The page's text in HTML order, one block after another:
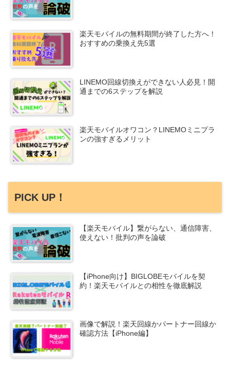
楽天モバイルの無料期間が終了した方へ！
おすすめの乗換え先5選
LINEMO回線切換えができない人必見！開
通までの6ステップを解説
楽天モバイルオワコン？LINEMOミニプラ
ンの強すぎるメリット
PICK UP！
【楽天モバイル】繋がらない、通信障害、
使えない！批判の声を論破
【iPhone向け】BIGLOBEモバイルを契
約！楽天モバイルとの相性を徹底解説
画像で解説！楽天回線かパートナー回線か
確認方法【iPhone編】